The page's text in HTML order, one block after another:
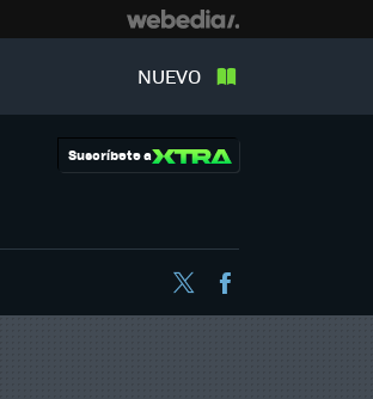
NUEVO
Suscríbete a
Twitter